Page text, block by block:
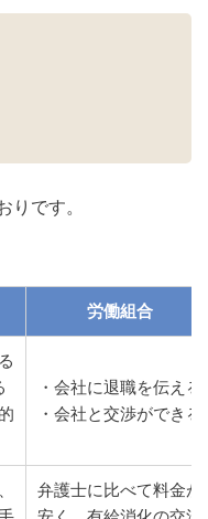
りです。
労働組合
・会社に退職を伝える
・会社と交渉ができる
弁護士に比べて料金が